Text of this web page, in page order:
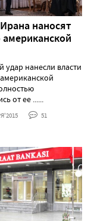
наносят
удар нанесли власти
от ее ......
51